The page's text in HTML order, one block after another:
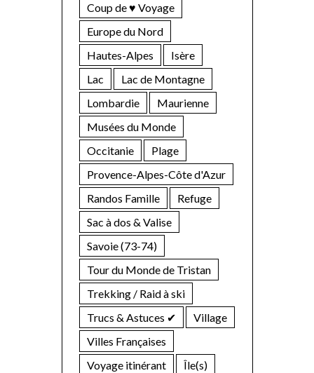
Coup de ♥ Voyage
Europe du Nord
Hautes-Alpes
Isère
Lac
Lac de Montagne
Lombardie
Maurienne
Musées du Monde
Occitanie
Plage
Provence-Alpes-Côte d'Azur
Randos Famille
Refuge
Sac à dos & Valise
Savoie (73-74)
Tour du Monde de Tristan
Trekking / Raid à ski
Trucs & Astuces ✔︎
Village
Villes Françaises
Voyage itinérant
Île(s)